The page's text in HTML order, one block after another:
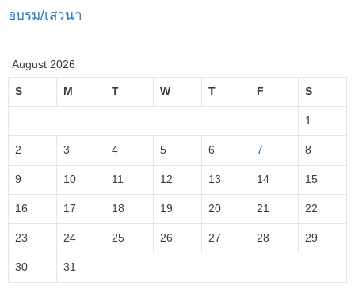
อบรม/เสวนา
August 2026
S M T W T F S
1
2 3 4 5 6 7 8
9 10 11 12 13 14 15
16 17 18 19 20 21 22
23 24 25 26 27 28 29
30 31